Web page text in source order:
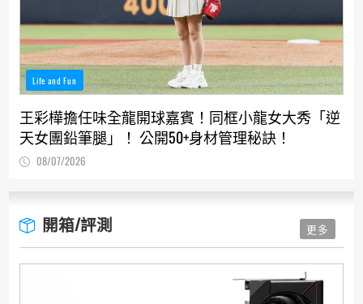
Life and Fun
王彩樺擔任味全龍開球嘉賓！同框小龍女大秀「逆
天女團鉛筆腿」！ 公開50+身材管理秘訣！
08/07/2026
開箱/評測 更多